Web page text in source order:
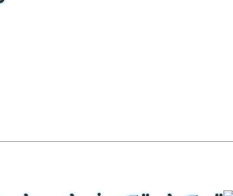
يتم تحرك العميل به يعنى مهما تم التحرك